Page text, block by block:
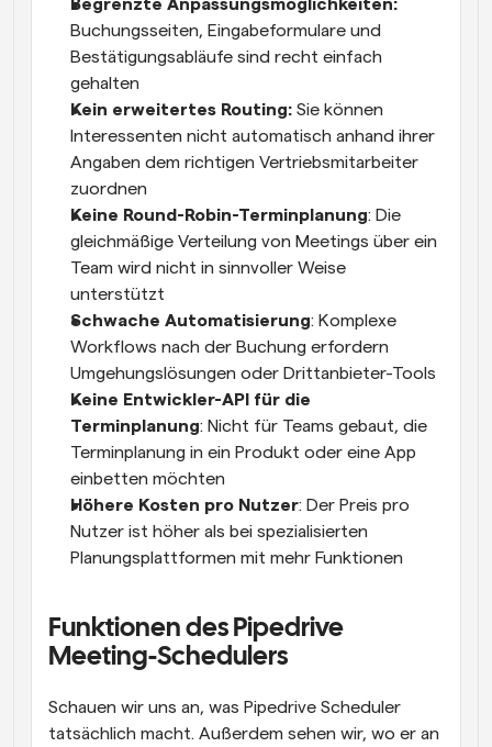
Begrenzte Anpassungsmöglichkeiten:
Buchungsseiten, Eingabeformulare und
Bestätigungsabläufe sind recht einfach
gehalten
Kein erweitertes Routing: Sie können
Interessenten nicht automatisch anhand ihrer
Angaben dem richtigen Vertriebsmitarbeiter
zuordnen
Keine Round-Robin-Terminplanung: Die
gleichmäßige Verteilung von Meetings über ein
Team wird nicht in sinnvoller Weise
unterstützt
Schwache Automatisierung: Komplexe
Workflows nach der Buchung erfordern
Umgehungslösungen oder Drittanbieter-Tools
Keine Entwickler-API für die
Terminplanung: Nicht für Teams gebaut, die
Terminplanung in ein Produkt oder eine App
einbetten möchten
Höhere Kosten pro Nutzer: Der Preis pro
Nutzer ist höher als bei spezialisierten
Planungsplattformen mit mehr Funktionen
Funktionen des Pipedrive
Meeting-Schedulers
Schauen wir uns an, was Pipedrive Scheduler
tatsächlich macht. Außerdem sehen wir, wo er an